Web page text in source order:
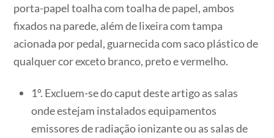
porta-papel toalha com toalha de papel, ambos
fixados na parede, além de lixeira com tampa
acionada por pedal, guarnecida com saco plástico de
qualquer cor exceto branco, preto e vermelho.
1º. Excluem-se do caput deste artigo as salas
onde estejam instalados equipamentos
emissores de radiação ionizante ou as salas de